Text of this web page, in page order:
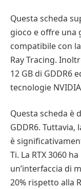
Questa scheda
gioco e offre una
compatibile con
Ray Tracing.
12 GB di GDDR6
tecnologie
Questa scheda è
GDDR6.
è
Ti. La RTX 3060
un’interfaccia di
20% rispetto alla